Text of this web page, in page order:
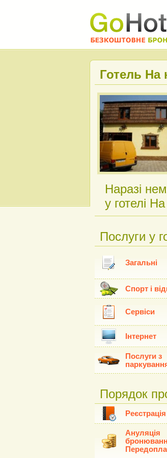
Готель
Наразі
у готелі
Послуги у
Загальні
Спорт і
Сервіси
Інтернет
Послуги з
Порядок
Реєстрація
Ануляція